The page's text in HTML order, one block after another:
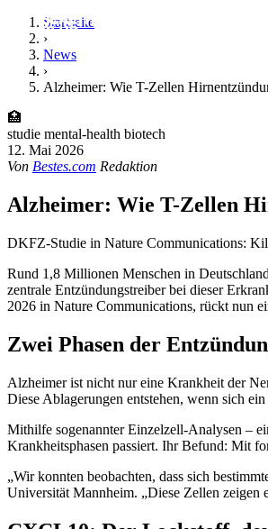
Startseite
›
News
›
Alzheimer: Wie T-Zellen
🏥
studie mental-health biotech
12. Mai 2026
Von Bestes.com Redaktion
Alzheimer: Wie T-Zellen
DKFZ-Studie in Nature Communications:
Rund 1,8 Millionen Menschen in
zentrale Entzündungstreiber bei dieser
2026 in Nature Communications, rückt nun
Zwei Phasen der
Alzheimer ist nicht nur eine Krankheit der
Diese Ablagerungen entstehen, wenn sich
Mithilfe sogenannter Einzelzell-Analysen –
Krankheitsphasen passiert. Ihr Befund: Mit
„Wir konnten beobachten, dass sich
Universität Mannheim. „Diese Zellen